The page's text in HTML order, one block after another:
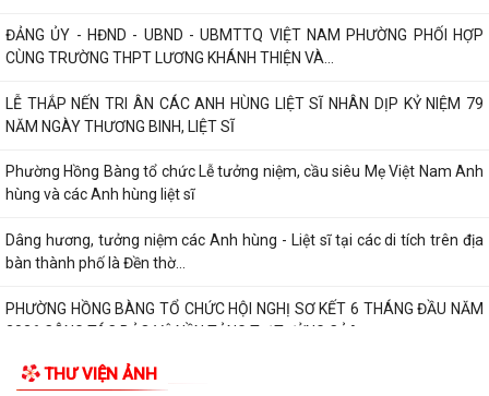
ĐẢNG ỦY - HĐND - UBND - UBMTTQ VIỆT NAM PHƯỜNG PHỐI HỢP
CÙNG TRƯỜNG THPT LƯƠNG KHÁNH THIỆN VÀ...
LỄ THẮP NẾN TRI ÂN CÁC ANH HÙNG LIỆT SĨ NHÂN DỊP KỶ NIỆM 79
NĂM NGÀY THƯƠNG BINH, LIỆT SĨ
Phường Hồng Bàng tổ chức Lễ tưởng niệm, cầu siêu Mẹ Việt Nam Anh
hùng và các Anh hùng liệt sĩ
Dâng hương, tưởng niệm các Anh hùng - Liệt sĩ tại các di tích trên địa
bàn thành phố là Đền thờ...
PHƯỜNG HỒNG BÀNG TỔ CHỨC HỘI NGHỊ SƠ KẾT 6 THÁNG ĐẦU NĂM
2026 CÔNG TÁC BẢO VỆ NỀN TẢNG TƯ TƯỞNG CỦA...
Hội Cựu CAND phường Hồng Bàng đi thăm, tặng quà các gia đình
THƯ VIỆN ẢNH